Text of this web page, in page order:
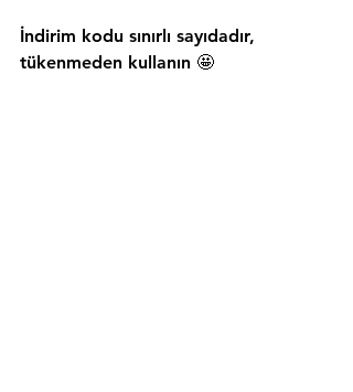
İndirim kodu sınırlı sayıdadır,
tükenmeden kullanın 🤩